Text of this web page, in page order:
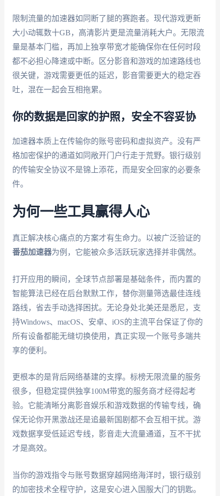
限制流量的加速器如同断了腿的赛跑者。现代游戏更新
大小动辄数十GB，高清影片更是流量消耗大户。无限流
量是基本门槛，再加上独享带宽才能确保你在任何时段
都不必担心降速或中断。区分影音和游戏的加速路线也
很关键，游戏需要更低的延迟，影音需要更大的稳定吞
吐，混在一起会互相拖累。
你的数据是回家的护照，安全不容妥协
加速器本质上在传输你的账号密码和虚拟资产。没有严
格加密保护的通道如同敞开门户行走于荒野。银行级别
的传输安全协议不是锦上添花，而是安全回家的必要条
件。
为何一些工具赢得人心
真正解决核心痛点的方案才有生命力。以被广泛验证的
番茄加速器为例，它能被众多活跃玩家选择并非偶然。
打开应用的瞬间，全球节点部署是基础条件，而内置的
智能算法已经在后台默默工作，替你测量筛选最佳连线
路线，省去手动选择困扰。无论身处北美还是悉尼，支
持Windows、macOS、安卓、iOS的主流平台保证了你的
所有设备都能无缝切换使用，真正实现一个账号多端共
享的便利。
更根本的是背后网络基建的支撑。标榜无限流量的服务
很多，但稳定提供独享100M带宽的服务商才经得起考
验。它能清晰分离影音娱乐和游戏数据的传输专线，确
保无论你开黑激战还是追最新国剧都不会互相干扰。游
戏数据享受低延迟专线，影音走大流量通道，互不干扰
才是高效。
当你的游戏指令与账号数据穿越网络海洋时，银行级别
的加密技术全程守护，这是安心进入国服大门的钥匙。